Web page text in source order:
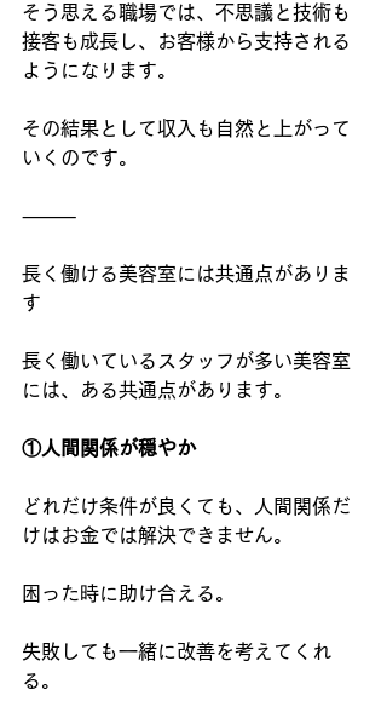
そう思える職場では、不思議と技術も
接客も成長し、お客様から支持される
ようになります。
その結果として収入も自然と上がって
いくのです。
⸻
長く働ける美容室には共通点がありま
す
長く働いているスタッフが多い美容室
には、ある共通点があります。
①人間関係が穏やか
どれだけ条件が良くても、人間関係だ
けはお金では解決できません。
困った時に助け合える。
失敗しても一緒に改善を考えてくれ
る。